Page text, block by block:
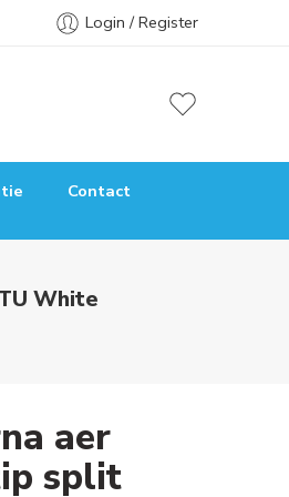
Login / Register
Contact
White
aer
split